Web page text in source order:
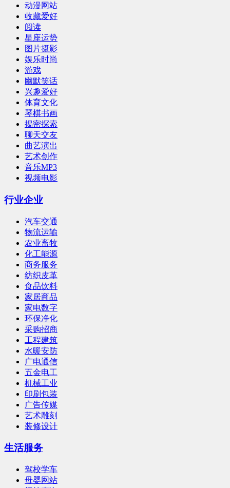
动漫网站
收藏爱好
阅读
星座运势
图片摄影
娱乐时尚
游戏
幽默笑话
兴趣爱好
体育文化
琴棋书画
揭密探索
聊天交友
曲艺演出
艺术创作
音乐MP3
视频电影
行业企业
汽车交通
物流运输
农业畜牧
化工能源
商务服务
纺织皮革
食品饮料
家居商品
家电数字
环保净化
采购招商
工程建筑
水暖安防
广电通信
五金电工
机械工业
印刷包装
广告传媒
艺术雕刻
装修设计
生活服务
驾校学车
母婴网站